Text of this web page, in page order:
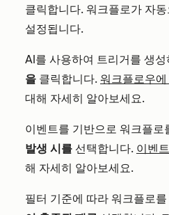
클릭합니다. 워크플로가 자
설정됩니다.
AI를 사용하여 트리거를 생성
을 클릭합니다. 워크플로우
대해 자세히 알아보세요.
이벤트를 기반으로 워크플로
발생 시를 선택합니다. 이벤
해 자세히 알아보세요.
필터 기준에 따라 워크플로